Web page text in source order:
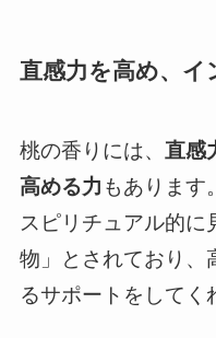
直感力を高め、
桃の香りには、 直感
高める力 もあります。
スピリチュアル的に
物」とされており、
るサポートをしてく